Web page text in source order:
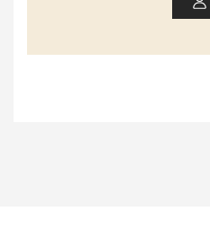
0